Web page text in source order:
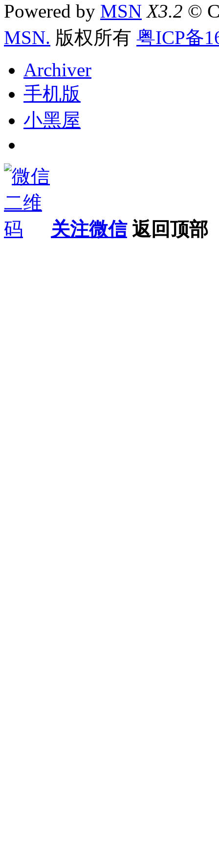
Powered by MSN X3.2 ©
MSN. 版权所有 粤ICP备
Archiver
手机版
小黑屋
关注微信 返回顶部